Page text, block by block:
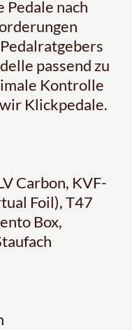
Pedale nach
passend zu
Kontrolle
Klickpedale.
Carbon, KVF-
Foil), T47
Box,